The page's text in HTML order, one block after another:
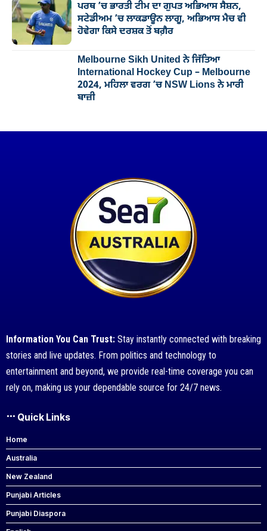
ਪਰਥ ’ਚ ਭਾਰਤੀ ਟੀਮ ਦਾ ਗੁਪਤ ਅਭਿਆਸ ਸੈਸ਼ਨ,
ਸਟੇਡੀਅਮ ’ਚ ਲਾਕਡਾਊਨ ਲਾਗੂ, ਅਭਿਆਸ ਮੈਚ ਵੀ
ਹੋਵੇਗਾ ਕਿਸੇ ਦਰਸ਼ਕ ਤੋਂ ਬਗ਼ੈਰ
Melbourne Sikh United ਨੇ ਜਿੱਤਿਆ
International Hockey Cup – Melbourne
2024, ਮਹਿਲਾ ਵਰਗ ’ਚ NSW Lions ਨੇ ਮਾਰੀ
ਬਾਜ਼ੀ
Information You Can Trust: Stay instantly connected with breaking
stories and live updates. From politics and technology to
entertainment and beyond, we provide real-time coverage you can
rely on, making us your dependable source for 24/7 news.
Quick Links
Home
Australia
New Zealand
Punjabi Articles
Punjabi Diaspora